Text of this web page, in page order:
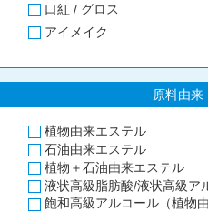
口紅 / グロス
アイメイク
原料由来
植物由来エステル
石油由来エステル
植物＋石油由来エステル
液状高級脂肪酸/液状高級ア
飽和高級アルコール（植物由